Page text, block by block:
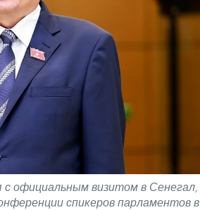
официальным визитом в Сенегал,
спикеров парламентов в